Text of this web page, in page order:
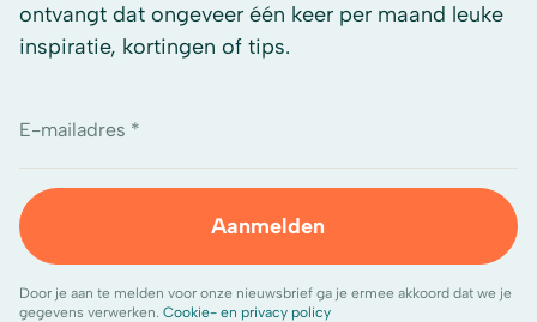
ontvangt dat ongeveer één keer per maand leuke
inspiratie, kortingen of tips.
E-mailadres *
Aanmelden
Door je aan te melden voor onze nieuwsbrief ga je ermee akkoord dat we je
gegevens verwerken. Cookie- en privacy policy